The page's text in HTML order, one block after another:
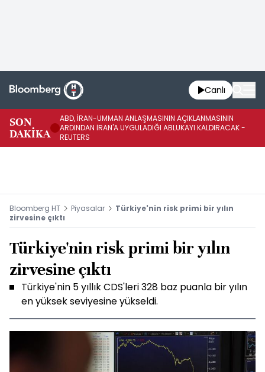
Canlı
SON
DAKİKA
ABD, İRAN-UMMAN ANLAŞMASININ AÇIKLANMASININ
ARDINDAN İRAN'A UYGULADIĞI ABLUKAYI KALDIRACAK -
REUTERS
Bloomberg HT Piyasalar
Türkiye'nin risk primi bir yılın
zirvesine çıktı
Türkiye'nin risk primi bir yılın
zirvesine çıktı
Türkiye'nin 5 yıllık CDS'leri 328 baz puanla bir yılın
en yüksek seviyesine yükseldi.